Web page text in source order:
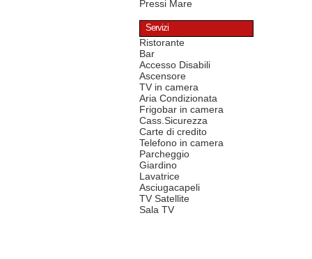
Pressi Mare
Servizi
Ristorante
Bar
Accesso Disabili
Ascensore
TV in camera
Aria Condizionata
Frigobar in camera
Cass.Sicurezza
Carte di credito
Telefono in camera
Parcheggio
Giardino
Lavatrice
Asciugacapeli
TV Satellite
Sala TV